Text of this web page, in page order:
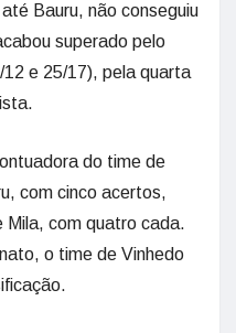
Bauru, não conseguiu
superado pelo
e 25/17), pela quarta
do time de
com cinco acertos,
Mila, com quatro cada.
o time de Vinhedo